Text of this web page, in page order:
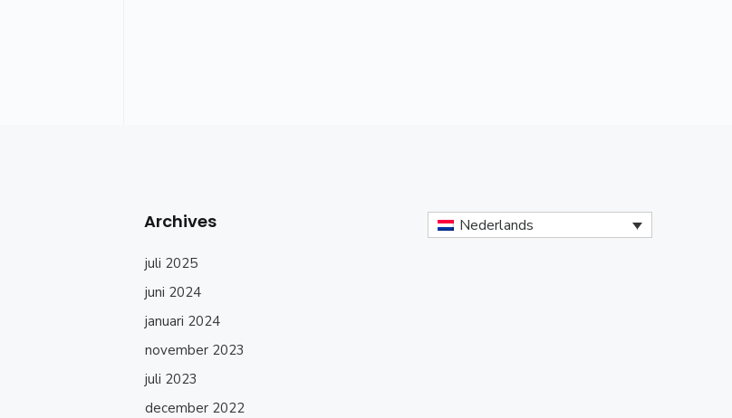
Archives
juli 2025
juni 2024
januari 2024
november 2023
juli 2023
december 2022
Nederlands